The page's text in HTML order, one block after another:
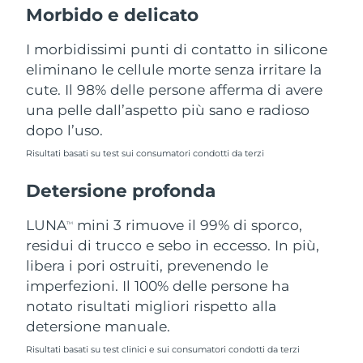
Morbido e delicato
I morbidissimi punti di contatto in silicone
eliminano le cellule morte senza irritare la
cute. Il 98% delle persone afferma di avere
una pelle dall’aspetto più sano e radioso
dopo l’uso.
Risultati basati su test sui consumatori condotti da terzi
Detersione profonda
LUNATM
mini 3 rimuove il 99% di sporco,
residui di trucco e sebo in eccesso. In più,
libera i pori ostruiti, prevenendo le
imperfezioni. Il 100% delle persone ha
notato risultati migliori rispetto alla
detersione manuale.
Risultati basati su test clinici e sui consumatori condotti da terzi
Filippine Consegna stimata
Polonia Consegna stimata12/08/2026
Portogallo Consegna stimata11/08/2026
Portorico
Romania Consegna stimata11/08/2026
Russia Consegna stimata19/08/2026
Arabia Saudita